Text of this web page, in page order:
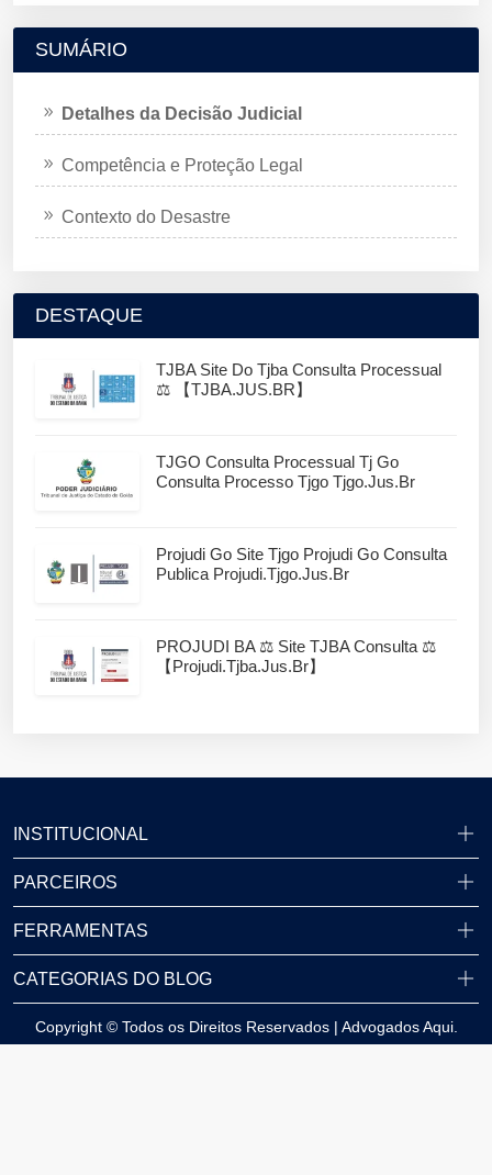
SUMÁRIO
Detalhes da Decisão Judicial
Competência e Proteção Legal
Contexto do Desastre
DESTAQUE
TJBA Site Do Tjba Consulta Processual
⚖️ 【TJBA.JUS.BR】
TJGO Consulta Processual Tj Go
Consulta Processo Tjgo Tjgo.jus.br
Projudi Go Site Tjgo Projudi Go Consulta
Publica Projudi.tjgo.jus.br
PROJUDI BA ⚖️ Site TJBA Consulta ⚖️
【projudi.tjba.jus.br】
INSTITUCIONAL
PARCEIROS
FERRAMENTAS
CATEGORIAS DO BLOG
Copyright © Todos os Direitos Reservados | Advogados Aqui.